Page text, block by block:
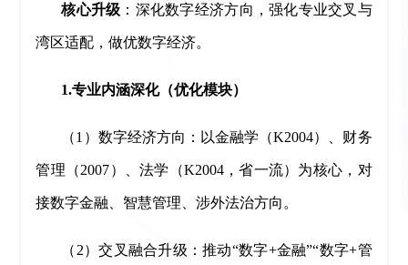
核心升级 ：深化数字经济方向，强化专业交叉与
湾区适配，做优数字经济。
1.专业内涵深化（优化模块）
（1）数字经济方向：以金融学（K2004）、财务
管理（2007）、法学（K2004，省一流）为核心，对
接数字金融、智慧管理、涉外法治方向。
（2）交叉融合升级：推动“数字+金融”“数字+管